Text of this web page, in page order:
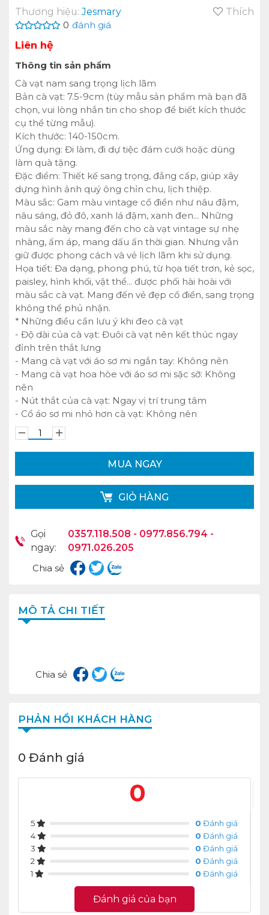
Thương hiệu:Jesmary Thích
0 đánh giá
Liên hệ
Thông tin sản phẩm
Cà vạt nam sang trọng lịch lãm
Bản cà vạt: 7.5-9cm (tùy mẫu sản phẩm mà bạn đã
chọn, vui lòng nhắn tin cho shop để biết kích thước
cụ thể từng mẫu).
Kích thước: 140-150cm.
Ứng dụng: Đi làm, đi dự tiệc đám cưới hoặc dùng
làm quà tặng.
Đặc điểm: Thiết kế sang trọng, đẳng cấp, giúp xây
dựng hình ảnh quý ông chỉn chu, lịch thiệp.
Màu sắc: Gam màu vintage cổ điển như nâu đậm,
nâu sáng, đỏ đô, xanh lá đậm, xanh đen… Những
màu sắc này mang đến cho cà vạt vintage sự nhẹ
nhàng, ấm áp, mang dấu ấn thời gian. Nhưng vẫn
giữ được phong cách và vẻ lịch lãm khi sử dụng.
Họa tiết: Đa dạng, phong phú, từ họa tiết trơn, kẻ sọc,
paisley, hình khối, vật thể… được phối hài hoài với
màu sắc cà vạt. Mang đến vẻ đẹp cổ điển, sang trọng
không thể phủ nhận.
* Những điều cần lưu ý khi đeo cà vạt
- Độ dài của cà vạt: Đuôi cà vạt nên kết thúc ngay
đỉnh trên thắt lưng
- Mang cà vạt với áo sơ mi ngắn tay: Không nên
- Mang cà vạt hoa hòe với áo sơ mi sặc sỡ: Không
nên
- Nút thắt của cà vạt: Ngay vị trí trung tâm
- Cổ áo sơ mi nhỏ hơn cà vạt: Không nên
MUA NGAY
GIỎ HÀNG
Gọi
ngay:
0357.118.508 - 0977.856.794 -
0971.026.205
Chia sẻ
MÔ TẢ CHI TIẾT
Chia sẻ
PHẢN HỒI KHÁCH HÀNG
0 Đánh giá
0
5 0 Đánh giá
4
0 Đánh giá
3
0 Đánh giá
2
0 Đánh giá
1
0 Đánh giá
Đánh giá của bạn